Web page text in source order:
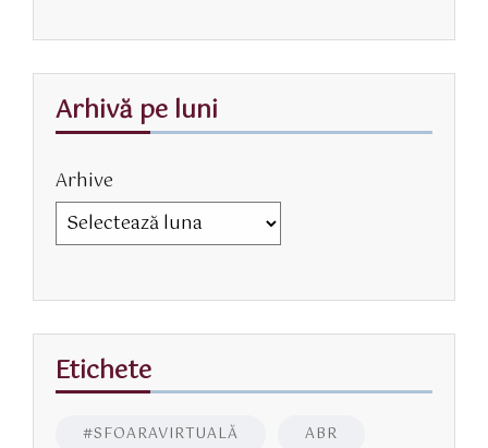
Arhivă pe luni
Arhive
Etichete
#SFOARAVIRTUALĂ ABR